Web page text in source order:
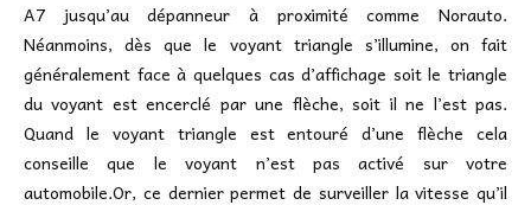
A7 jusqu’au dépanneur à proximité comme Norauto.
Néanmoins, dès que le voyant triangle s’illumine, on fait
généralement face à quelques cas d’affichage soit le triangle
du voyant est encerclé par une flèche, soit il ne l’est pas.
Quand le voyant triangle est entouré d’une flèche cela
conseille que le voyant n’est pas activé sur votre
automobile.Or, ce dernier permet de surveiller la vitesse qu’il